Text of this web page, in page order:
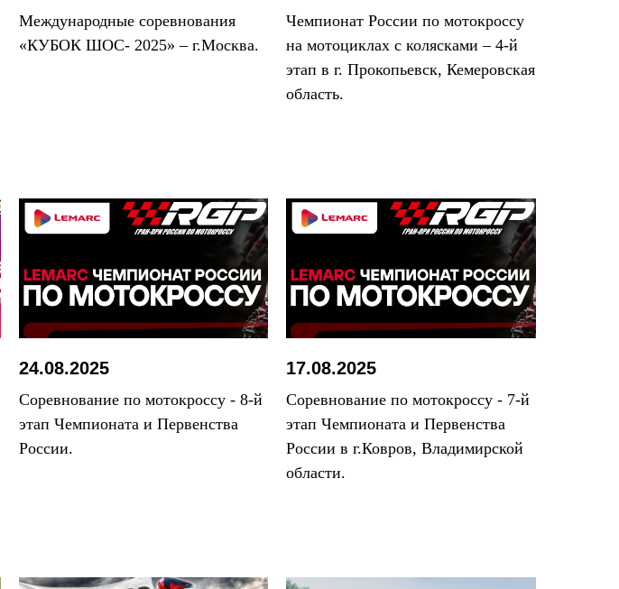
Международные соревнования
«КУБОК ШОС- 2025» – г.Москва.
Чемпионат России по мотокроссу
на мотоциклах с колясками – 4-й
этап в г. Прокопьевск, Кемеровская
область.
24.08.2025
Соревнование по мотокроссу - 8-й
этап Чемпионата и Первенства
России.
17.08.2025
Соревнование по мотокроссу - 7-й
этап Чемпионата и Первенства
России в г.Ковров, Владимирской
области.